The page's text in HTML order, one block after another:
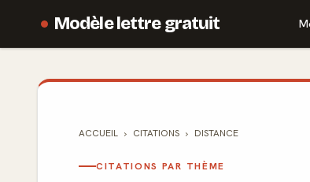
Modèle lettre gratuit
ACCUEIL CITATIONS DISTANCE
CITATIONS PAR THÈME